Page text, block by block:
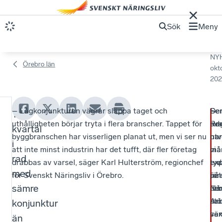
Sök Meny
Örebro län
Tolv
kvartal
i
rad
med
sämre
konjunktur
än
– Lågkonjunkturen vägrar släppa taget och
uthålligheten börjar tryta i flera branscher. Tappet för
byggbranschen har visserligen planat ut, men vi ser nu
att inte minst industrin har det tufft, där fler företag
drabbas av varsel, säger Karl Hulterström, regionchef
för Svenskt Näringsliv i Örebro.
har
vi
–
har
på